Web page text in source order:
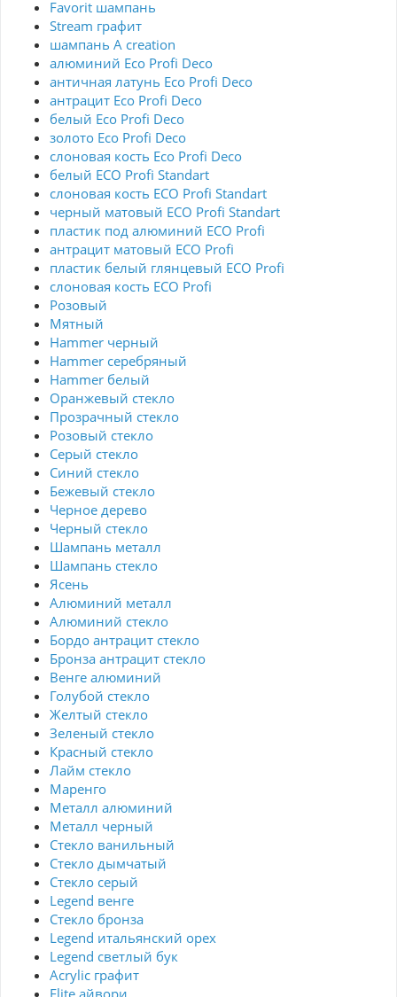
Favorit шампань
Stream графит
шампань A creation
алюминий Eco Profi Deco
античная латунь Eco Profi Deco
антрацит Eco Profi Deco
белый Eco Profi Deco
золото Eco Profi Deco
слоновая кость Eco Profi Deco
белый ECO Profi Standart
слоновая кость ECO Profi Standart
черный матовый ECO Profi Standart
пластик под алюминий ECO Profi
антрацит матовый ECO Profi
пластик белый глянцевый ECO Profi
слоновая кость ECO Profi
Розовый
Мятный
Hammer черный
Hammer серебряный
Hammer белый
Оранжевый стекло
Прозрачный стекло
Розовый стекло
Серый стекло
Синий стекло
Бежевый стекло
Черное дерево
Черный стекло
Шампань металл
Шампань стекло
Ясень
Алюминий металл
Алюминий стекло
Бордо антрацит стекло
Бронза антрацит стекло
Венге алюминий
Голубой стекло
Желтый стекло
Зеленый стекло
Красный стекло
Лайм стекло
Маренго
Металл алюминий
Металл черный
Стекло ванильный
Стекло дымчатый
Стекло серый
Legend венге
Стекло бронза
Legend итальянский орех
Legend светлый бук
Acrylic графит